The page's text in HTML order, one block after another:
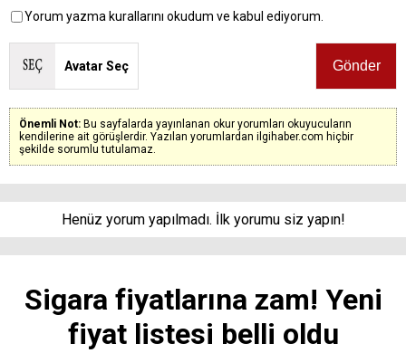
Yorum yazma kurallarını okudum ve kabul ediyorum.
Avatar Seç
Önemli Not: Bu sayfalarda yayınlanan okur yorumları okuyucuların
kendilerine ait görüşlerdir. Yazılan yorumlardan ilgihaber.com hiçbir
şekilde sorumlu tutulamaz.
Henüz yorum yapılmadı. İlk yorumu siz yapın!
Sigara fiyatlarına zam! Yeni
fiyat listesi belli oldu